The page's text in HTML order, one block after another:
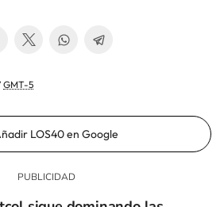
GMT-5
LOS40 en Google